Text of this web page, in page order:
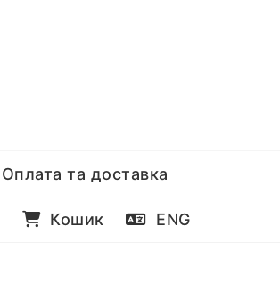
Оплата та доставка
Кошик ENG